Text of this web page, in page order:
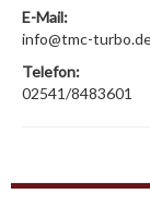
E-Mail:
info@tmc-
Telefon:
02541/8483601